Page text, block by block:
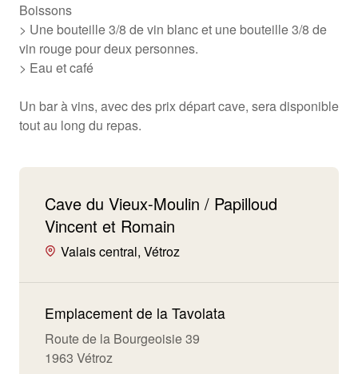
Boissons
> Une bouteille 3/8 de vin blanc et une bouteille 3/8 de
vin rouge pour deux personnes.
> Eau et café
Un bar à vins, avec des prix départ cave, sera disponible
tout au long du repas.
Cave du Vieux-Moulin / Papilloud
Vincent et Romain
Valais central, Vétroz
Emplacement de la Tavolata
Route de la Bourgeoisie 39
1963 Vétroz